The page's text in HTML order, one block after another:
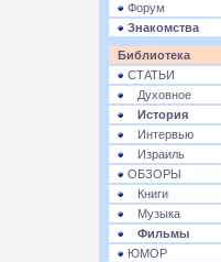
Форум
Знакомства
Библиотека
СТАТЬИ
Духовное
История
Интервью
Израиль
ОБЗОРЫ
Книги
Музыка
Фильмы
ЮМОР